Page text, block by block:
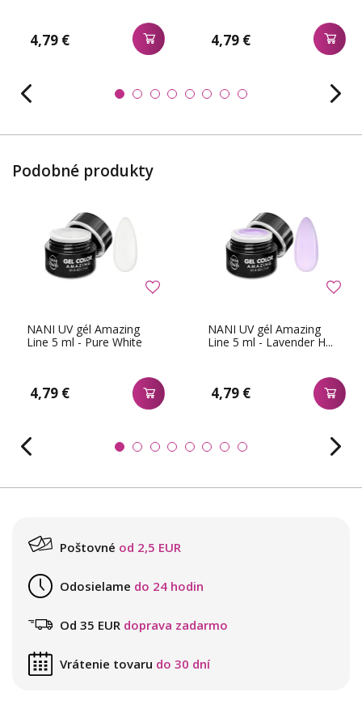
4,79 € 4,79 €
Podobné produkty
NANI UV gél Amazing
Line 5 ml - Pure White
4,79 €
NANI UV gél Amazing
Line 5 ml - Lavender H...
4,79 €
Poštovné od 2,5 EUR
Odosielame do 24 hodin
Od 35 EUR doprava zadarmo
Vrátenie tovaru do 30 dní